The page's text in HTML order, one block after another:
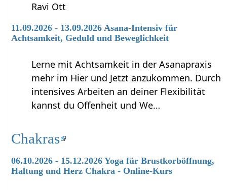
Ravi Ott
11.09.2026 - 13.09.2026 Asana-Intensiv für
Achtsamkeit, Geduld und Beweglichkeit
Lerne mit Achtsamkeit in der Asanapraxis
mehr im Hier und Jetzt anzukommen. Durch
intensives Arbeiten an deiner Flexibilität
kannst du Offenheit und We…
Chakras
06.10.2026 - 15.12.2026 Yoga für Brustkorböffnung,
Haltung und Herz Chakra - Online-Kurs